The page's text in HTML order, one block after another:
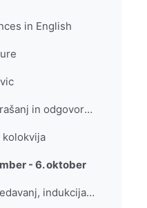
in English
Forum vprašanj in odgovorov
kolokvija
- 6. oktober
Izročki predavanj, indukcija in izjavni račun